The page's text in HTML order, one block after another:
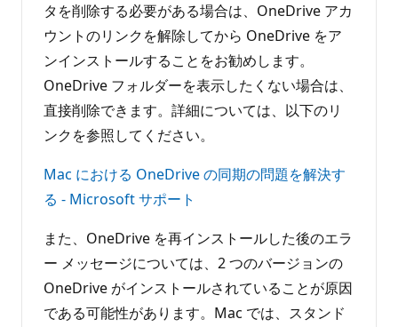
タを削除する必要がある場合は、OneDrive アカ
ウントのリンクを解除してから OneDrive をア
ンインストールすることをお勧めします。
OneDrive フォルダーを表示したくない場合は、
直接削除できます。詳細については、以下のリ
ンクを参照してください。
Mac における OneDrive の同期の問題を解決す
る - Microsoft サポート
また、OneDrive を再インストールした後のエラ
ー メッセージについては、2 つのバージョンの
OneDrive がインストールされていることが原因
である可能性があります。Mac では、スタンド